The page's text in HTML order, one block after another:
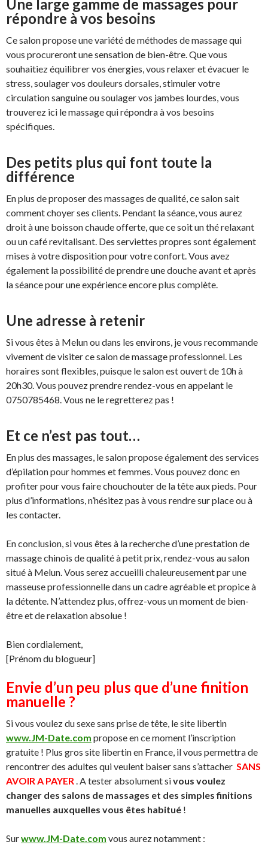
Une large gamme de massages pour
répondre à vos besoins
Ce salon propose une variété de méthodes de massage qui
vous procureront une sensation de bien-être. Que vous
souhaitiez équilibrer vos énergies, vous relaxer et évacuer le
stress, soulager vos douleurs dorsales, stimuler votre
circulation sanguine ou soulager vos jambes lourdes, vous
trouverez ici le massage qui répondra à vos besoins
spécifiques.
Des petits plus qui font toute la
différence
En plus de proposer des massages de qualité, ce salon sait
comment choyer ses clients. Pendant la séance, vous aurez
droit à une boisson chaude offerte, que ce soit un thé relaxant
ou un café revitalisant. Des serviettes propres sont également
mises à votre disposition pour votre confort. Vous avez
également la possibilité de prendre une douche avant et après
la séance pour une expérience encore plus complète.
Une adresse à retenir
Si vous êtes à Melun ou dans les environs, je vous recommande
vivement de visiter ce salon de massage professionnel. Les
horaires sont flexibles, puisque le salon est ouvert de 10h à
20h30. Vous pouvez prendre rendez-vous en appelant le
0750785468. Vous ne le regretterez pas !
Et ce n’est pas tout…
En plus des massages, le salon propose également des services
d’épilation pour hommes et femmes. Vous pouvez donc en
profiter pour vous faire chouchouter de la tête aux pieds. Pour
plus d’informations, n’hésitez pas à vous rendre sur place ou à
les contacter.
En conclusion, si vous êtes à la recherche d’une prestation de
massage chinois de qualité à petit prix, rendez-vous au salon
situé à Melun. Vous serez accueilli chaleureusement par une
masseuse professionnelle dans un cadre agréable et propice à
la détente. N’attendez plus, offrez-vous un moment de bien-
être et de relaxation absolue !
Bien cordialement,
[Prénom du blogueur]
Envie d’un peu plus que d’une finition
manuelle ?
Si vous voulez du sexe sans prise de tête, le site libertin
www.JM-Date.com propose en ce moment l’inscription
gratuite ! Plus gros site libertin en France, il vous permettra de
rencontrer des adultes qui veulent baiser sans s’attacher SANS
AVOIR A PAYER. A tester absolument sivous voulez
changer des salons de massages et des simples finitions
manuelles auxquelles vous êtes habitué !
Surwww.JM-Date.com vous aurez notamment :